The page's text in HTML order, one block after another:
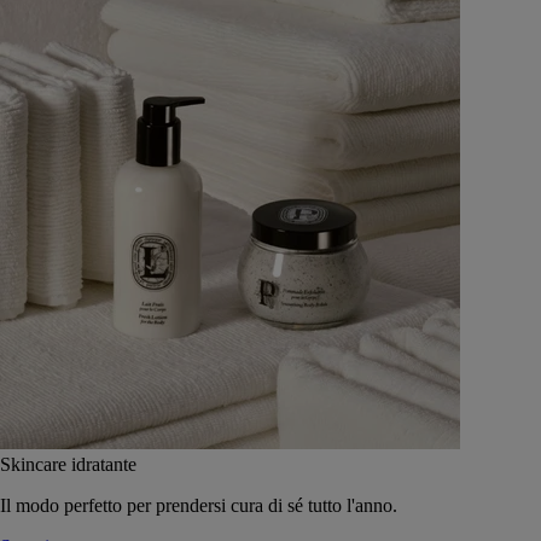
Skincare idratante
Il modo perfetto per prendersi cura di sé tutto l'anno.